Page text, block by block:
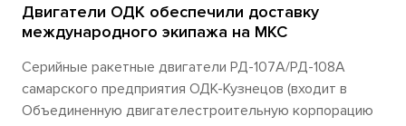
Двигатели ОДК обеспечили доставку
международного экипажа на МКС
Серийные ракетные двигатели РД-107А/РД-108А
самарского предприятия ОДК-Кузнецов (входит в
Объединенную двигателестроительную корпорацию